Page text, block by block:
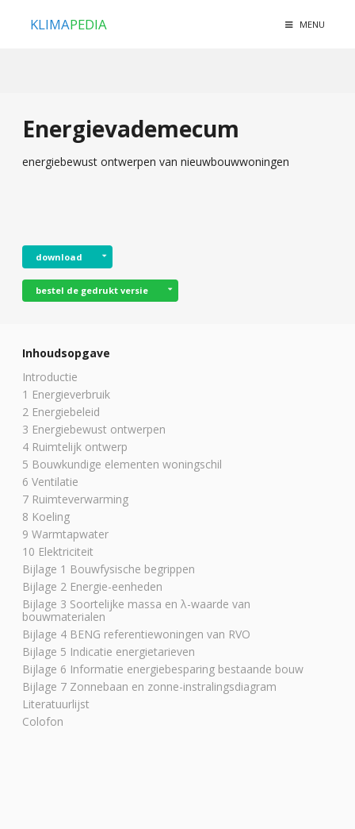
KLIMAPEDIA MENU
Energievademecum
energiebewust ontwerpen van nieuwbouw­woningen
download
bestel de gedrukt versie
Inhoudsopgave
Introductie
1 Energieverbruik
2 Energiebeleid
3 Energiebewust ontwerpen
4 Ruimtelijk ontwerp
5 Bouwkundige elementen woningschil
6 Ventilatie
7 Ruimteverwarming
8 Koeling
9 Warmtapwater
10 Elektriciteit
Bijlage 1 Bouwfysische begrippen
Bijlage 2 Energie-eenheden
Bijlage 3 Soortelijke massa en λ-waarde van
bouwmaterialen
Bijlage 4 BENG referentiewoningen van RVO
Bijlage 5 Indicatie energietarieven
Bijlage 6 Informatie energiebesparing bestaande bouw
Bijlage 7 Zonnebaan en zonne-instralingsdiagram
Literatuurlijst
Colofon